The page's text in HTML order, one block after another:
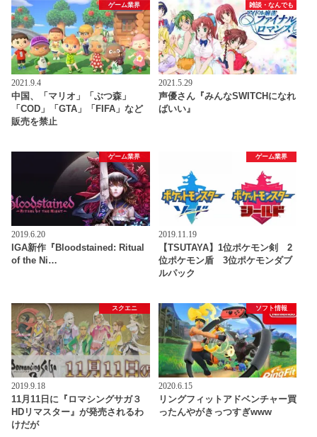
ゲーム業界
2021.9.4
中国、「マリオ」「ぶつ森」
「COD」「GTA」「FIFA」など
販売を禁止
雑談・なんでも
2021.5.29
声優さん『みんなSWITCHになれ
ばいい』
ゲーム業界
2019.6.20
IGA新作『Bloodstained: Ritual
of the Ni…
ゲーム業界
2019.11.19
【TSUTAYA】1位ポケモン剣 2
位ポケモン盾 3位ポケモンダブ
ルパック
スクエニ
2019.9.18
11月11日に『ロマシングサガ３
HDリマスター』が発売されるわ
けだが
ソフト情報
2020.6.15
リングフィットアドベンチャー買
ったんやがきっつすぎwww